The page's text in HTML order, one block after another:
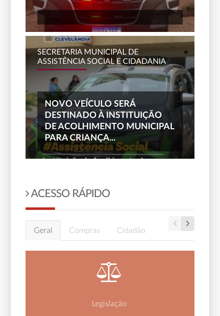
SECRETARIA MUNICIPAL DE
ASSISTÊNCIA SOCIAL E CIDADANIA
NOVO VEÍCULO SERÁ
DESTINADO À INSTITUIÇÃO
DE ACOLHIMENTO MUNICIPAL
PARA CRIANÇA...
ACESSO RÁPIDO
Geral Compras Cidadão
Legislação